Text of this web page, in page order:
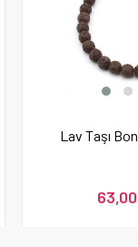
Lav Taşı